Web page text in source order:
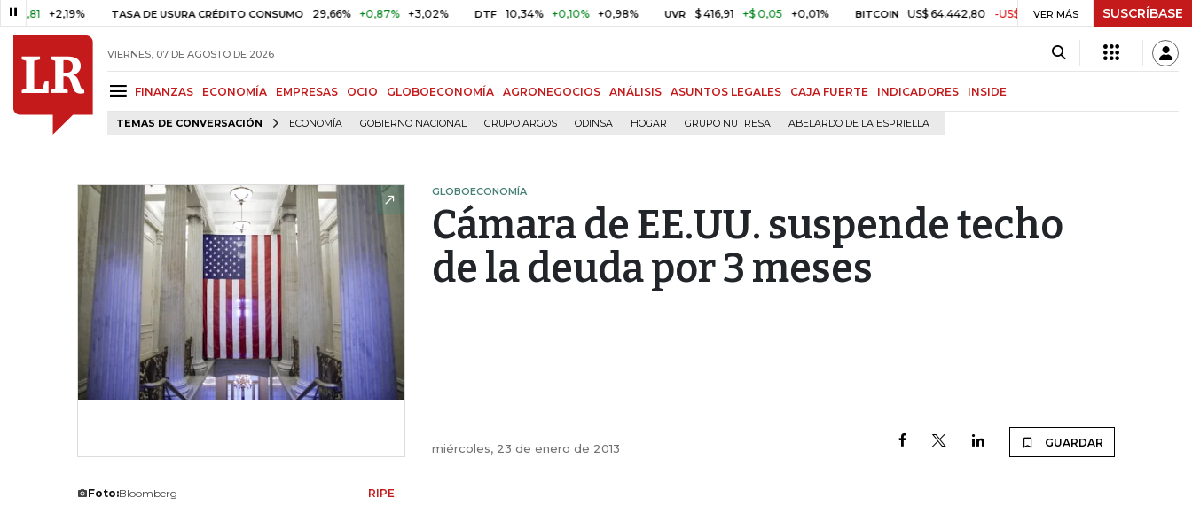
+2,19% TASA DE USURA CRÉDITO CONSUMO 29,66% +0,87% +3,02% DTF 10,34% +0,10% +0,98% UVR $ 416,91 +$ 0,05 +0,01% BITCOIN US$ 64.442,80 -US$ 525,60 -0,81% TRM $ 3.157,43 -
VER MÁS SUSCRÍBASE
VIERNES, 07 DE AGOSTO DE 2026
FINANZAS ECONOMÍA EMPRESAS OCIO GLOBOECONOMÍA AGRONEGOCIOS ANÁLISIS ASUNTOS LEGALES CAJA FUERTE INDICADORES INSIDE
TEMAS DE CONVERSACIÓN ECONOMÍA GOBIERNO NACIONAL GRUPO ARGOS ODINSA HOGAR GRUPO NUTRESA ABELARDO DE LA ESPRIELLA
GLOBOECONOMÍA
Cámara de EE.UU. suspende techo
de la deuda por 3 meses
miércoles, 23 de enero de 2013 GUARDAR
Foto:Bloomberg RIPE